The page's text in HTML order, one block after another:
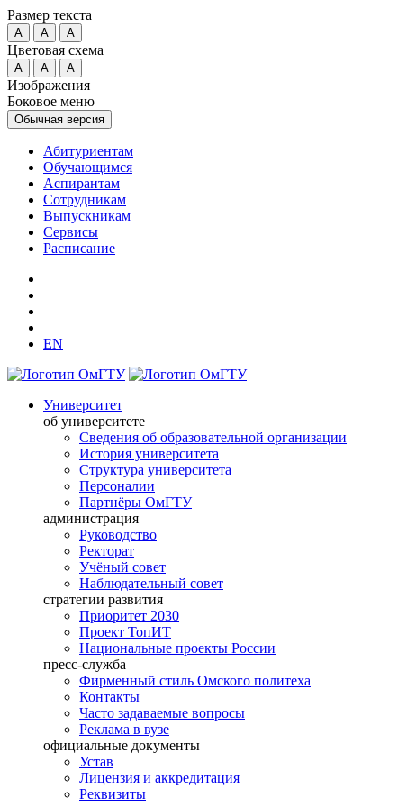
Размер текста
A A A
Цветовая схема
A A A
Изображения
Боковое меню
Обычная версия
Абитуриентам
Обучающимся
Аспирантам
Сотрудникам
Выпускникам
Сервисы
Расписание
EN
Университет
об университете
Сведения об образовательной организации
История университета
Структура университета
Персоналии
Партнёры ОмГТУ
администрация
Руководство
Ректорат
Учёный совет
Наблюдательный совет
стратегии развития
Приоритет 2030
Проект ТопИТ
Национальные проекты России
пресс-служба
Фирменный стиль Омского политеха
Контакты
Часто задаваемые вопросы
Реклама в вузе
официальные документы
Устав
Лицензия и аккредитация
Реквизиты